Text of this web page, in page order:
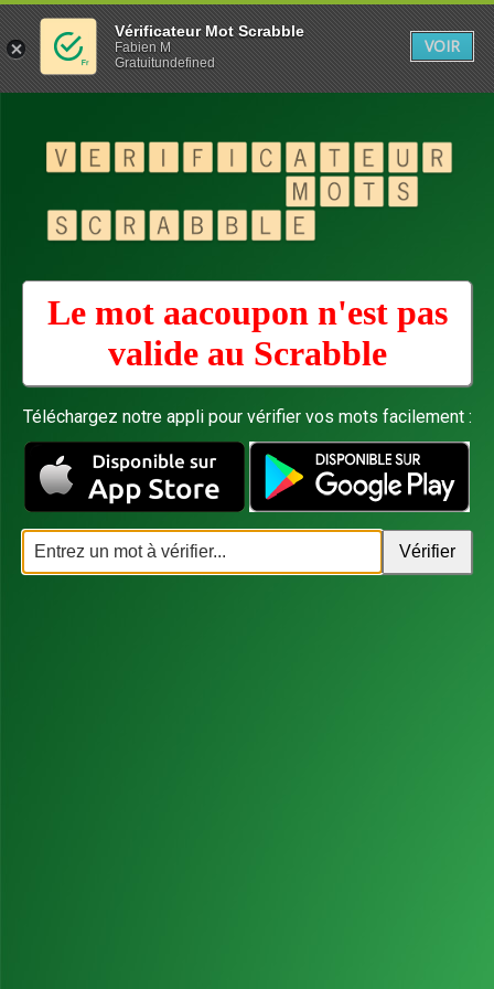
Le mot aacoupon n'est pas
valide au Scrabble
Téléchargez notre appli pour vérifier vos mots facilement :
Vérificateur Mot Scrabble
Fabien M
Gratuitundefined
VOIR